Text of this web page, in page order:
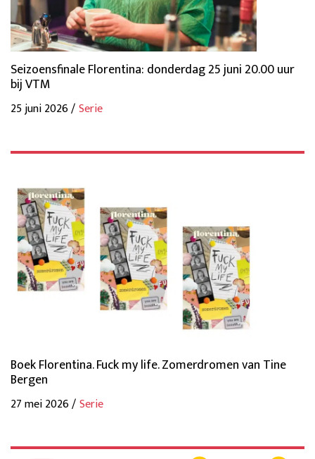
Seizoensfinale Florentina: donderdag 25 juni 20.00 uur
bij VTM
25 juni 2026 /Serie
Boek Florentina. Fuck my life. Zomerdromen van Tine
Bergen
27 mei 2026 /Serie